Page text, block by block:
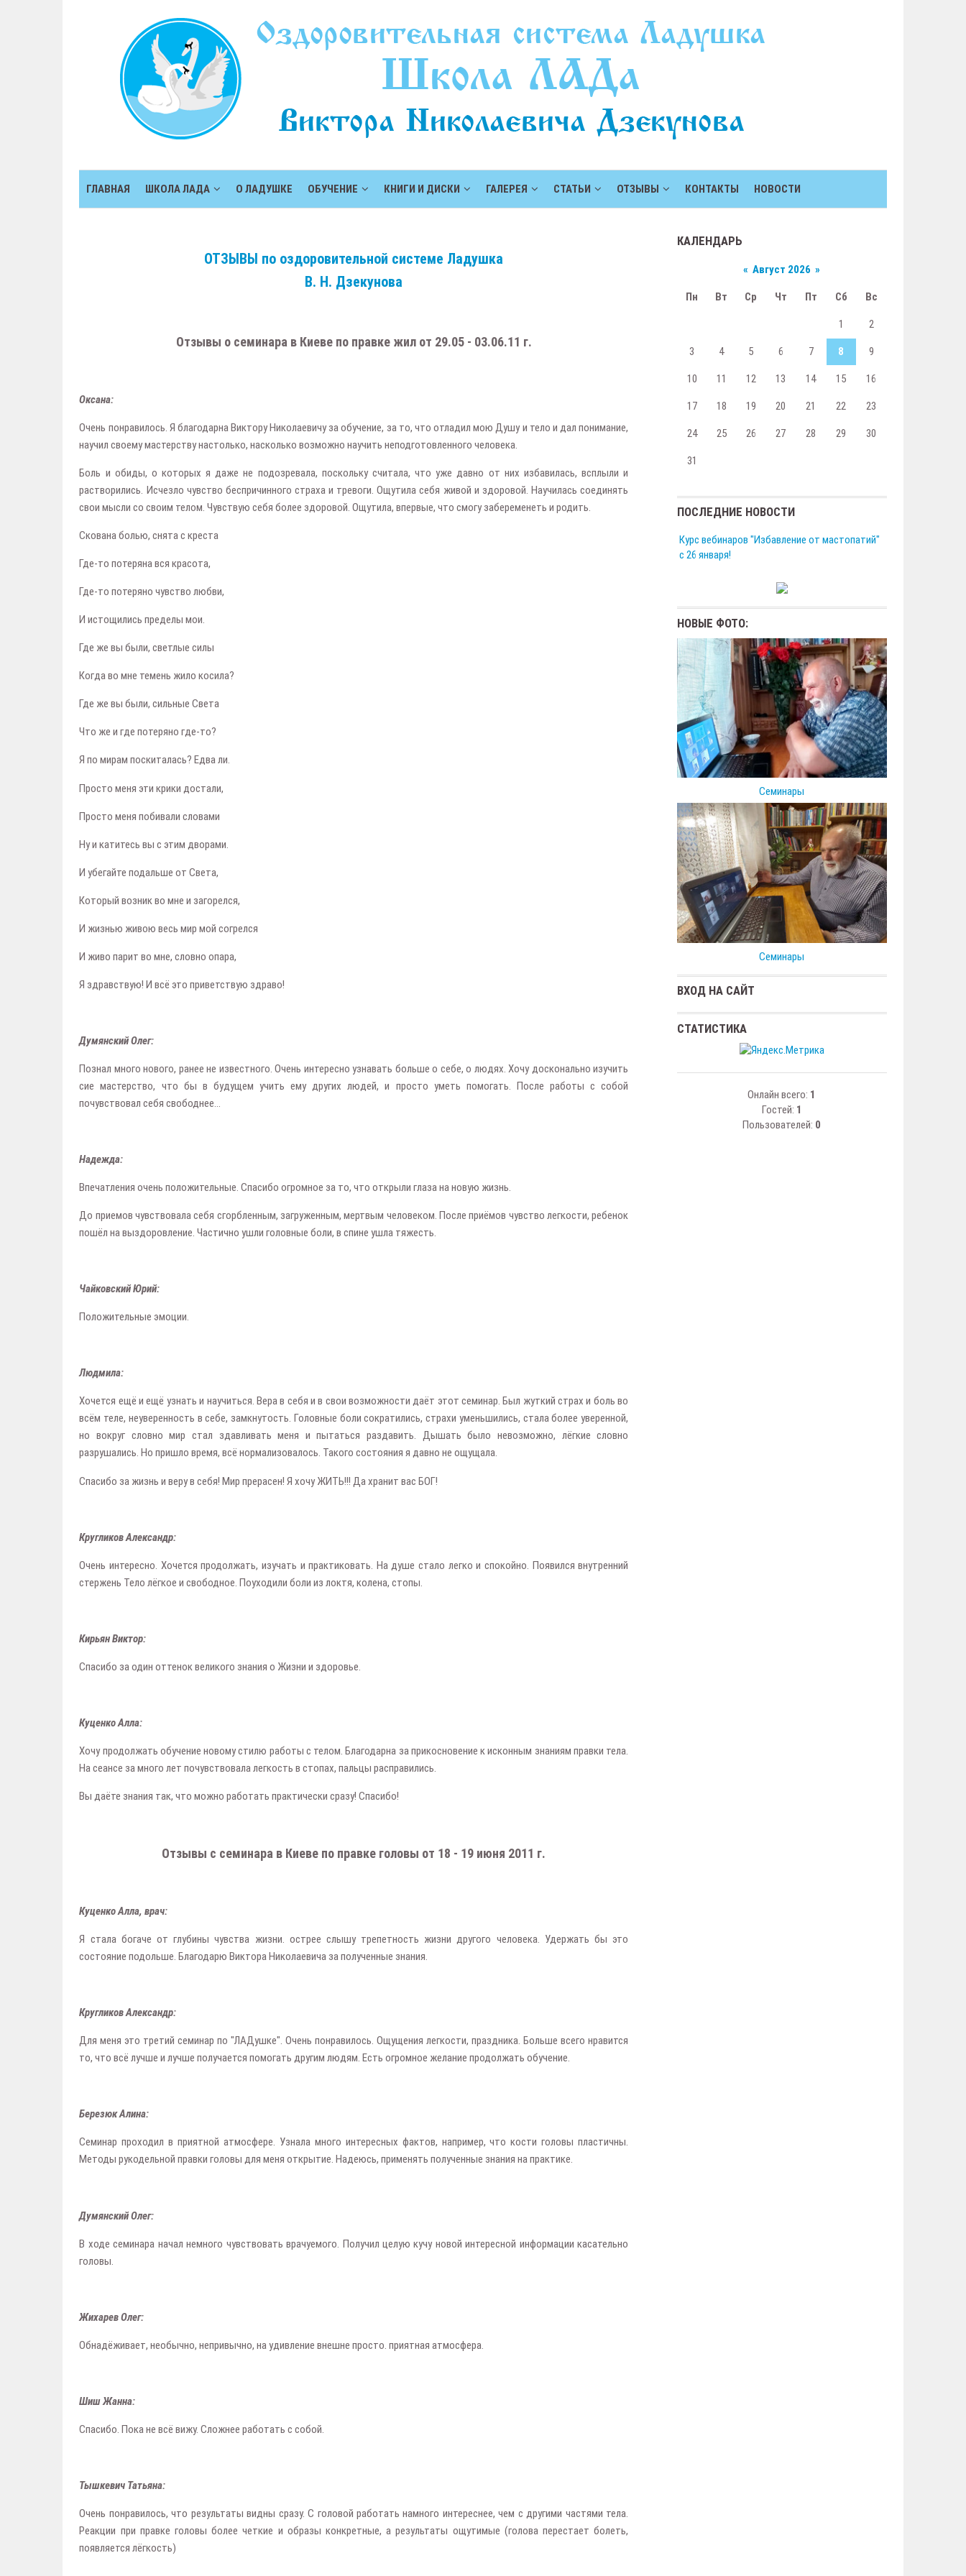
ГЛАВНАЯ ШКОЛА ЛАДА О ЛАДУШКЕ ОБУЧЕНИЕ КНИГИ И ДИСКИ ГАЛЕРЕЯ СТАТЬИ ОТЗЫВЫ КОНТАКТЫ НОВОСТИ
ОТЗЫВЫ по оздоровительной системе Ладушка
В. Н. Дзекунова
Отзывы о семинара в Киеве по правке жил от 29.05 - 03.06.11 г.
Оксана:
Очень понравилось. Я благодарна Виктору Николаевичу за обучение, за то, что отладил мою Душу и тело и дал понимание,
научил своему мастерству настолько, насколько возможно научить неподготовленного человека.
Боль и обиды, о которых я даже не подозревала, поскольку считала, что уже давно от них избавилась, всплыли и
растворились. Исчезло чувство беспричинного страха и тревоги. Ощутила себя живой и здоровой. Научилась соединять
свои мысли со своим телом. Чувствую себя более здоровой. Ощутила, впервые, что смогу забеременеть и родить.
Скована болью, снята с креста
Где-то потеряна вся красота,
Где-то потеряно чувство любви,
И истощились пределы мои.
Где же вы были, светлые силы
Когда во мне темень жило косила?
Где же вы были, сильные Света
Что же и где потеряно где-то?
Я по мирам поскиталась? Едва ли.
Просто меня эти крики достали,
Просто меня побивали словами
Ну и катитесь вы с этим дворами.
И убегайте подальше от Света,
Который возник во мне и загорелся,
И жизнью живою весь мир мой согрелся
И живо парит во мне, словно опара,
Я здравствую! И всё это приветствую здраво!
Думянский Олег:
Познал много нового, ранее не известного. Очень интересно узнавать больше о себе, о людях. Хочу досконально изучить
сие мастерство, что бы в будущем учить ему других людей, и просто уметь помогать. После работы с собой
почувствовал себя свободнее...
Надежда:
Впечатления очень положительные. Спасибо огромное за то, что открыли глаза на новую жизнь.
До приемов чувствовала себя сгорбленным, загруженным, мертвым человеком. После приёмов чувство легкости, ребенок
пошёл на выздоровление. Частично ушли головные боли, в спине ушла тяжесть.
Чайковский Юрий:
Положительные эмоции.
Людмила:
Хочется ещё и ещё узнать и научиться. Вера в себя и в свои возможности даёт этот семинар. Был жуткий страх и боль во
всём теле, неуверенность в себе, замкнутость. Головные боли сократились, страхи уменьшились, стала более уверенной,
но вокруг словно мир стал здавливать меня и пытаться раздавить. Дышать было невозможно, лёгкие словно
разрушались. Но пришло время, всё нормализовалось. Такого состояния я давно не ощущала.
Спасибо за жизнь и веру в себя! Мир прерасен! Я хочу ЖИТЬ!!! Да хранит вас БОГ!
Кругликов Александр:
Очень интересно. Хочется продолжать, изучать и практиковать. На душе стало легко и спокойно. Появился внутренний
стержень Тело лёгкое и свободное. Поуходили боли из локтя, колена, стопы.
Кирьян Виктор:
Спасибо за один оттенок великого знания о Жизни и здоровье.
Куценко Алла:
Хочу продолжать обучение новому стилю работы с телом. Благодарна за прикосновение к исконным знаниям правки тела.
На сеансе за много лет почувствовала легкость в стопах, пальцы расправились.
Вы даёте знания так, что можно работать практически сразу! Спасибо!
Отзывы с семинара в Киеве по правке головы от 18 - 19 июня 2011 г.
Куценко Алла, врач:
Я стала богаче от глубины чувства жизни. острее слышу трепетность жизни другого человека. Удержать бы это
состояние подольше. Благодарю Виктора Николаевича за полученные знания.
Кругликов Александр:
Для меня это третий семинар по "ЛАДушке". Очень понравилось. Ощущения легкости, праздника. Больше всего нравится
то, что всё лучше и лучше получается помогать другим людям. Есть огромное желание продолжать обучение.
Березюк Алина:
Семинар проходил в приятной атмосфере. Узнала много интересных фактов, например, что кости головы пластичны.
Методы рукодельной правки головы для меня открытие. Надеюсь, применять полученные знания на практике.
Думянский Олег:
В ходе семинара начал немного чувствовать врачуемого. Получил целую кучу новой интересной информации касательно
головы.
Жихарев Олег:
Обнадёживает, необычно, непривычно, на удивление внешне просто. приятная атмосфера.
Шиш Жанна:
Спасибо. Пока не всё вижу. Сложнее работать с собой.
Тышкевич Татьяна:
Очень понравилось, что результаты видны сразу. С головой работать намного интереснее, чем с другими частями тела.
Реакции при правке головы более четкие и образы конкретные, а результаты ощутимые (голова перестает болеть,
появляется лёгкость)
КАЛЕНДАРЬ
« Август 2026 »
Пн Вт Ср Чт Пт Сб Вс
1 2
3 4 5 6 7 8 9
10 11 12 13 14 15 16
17 18 19 20 21 22 23
24 25 26 27 28 29 30
31
ПОСЛЕДНИЕ НОВОСТИ
Курс вебинаров "Избавление от мастопатий"
с 26 января!
НОВЫЕ ФОТО:
Семинары
Семинары
ВХОД НА САЙТ
СТАТИСТИКА
Онлайн всего: 1
Гостей: 1
Пользователей: 0